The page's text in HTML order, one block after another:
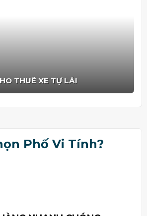
THUÊ XE TỰ LÁI
Phố Vi Tính?